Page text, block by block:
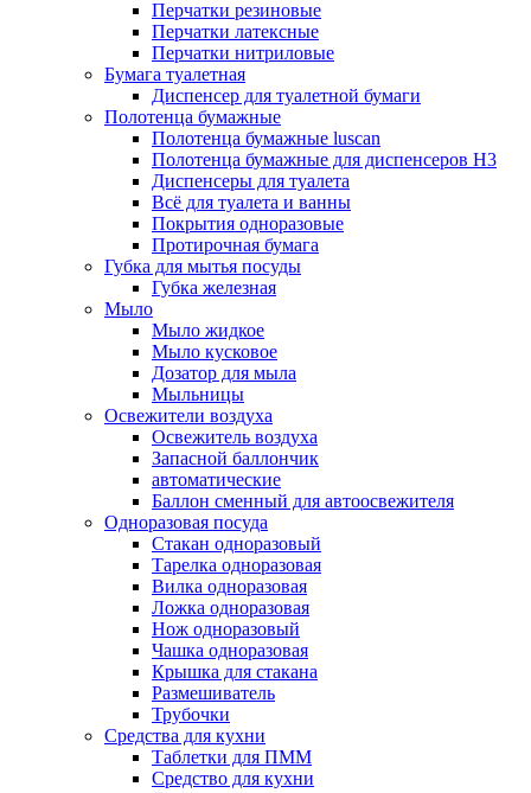
Перчатки резиновые
Перчатки латексные
Перчатки нитриловые
Бумага туалетная
Диспенсер для туалетной бумаги
Полотенца бумажные
Полотенца бумажные luscan
Полотенца бумажные для диспенсеров H3
Диспенсеры для туалета
Всё для туалета и ванны
Покрытия одноразовые
Протирочная бумага
Губка для мытья посуды
Губка железная
Мыло
Мыло жидкое
Мыло кусковое
Дозатор для мыла
Мыльницы
Освежители воздуха
Освежитель воздуха
Запасной баллончик
автоматические
Баллон сменный для автоосвежителя
Одноразовая посуда
Стакан одноразовый
Тарелка одноразовая
Вилка одноразовая
Ложка одноразовая
Нож одноразовый
Чашка одноразовая
Крышка для стакана
Размешиватель
Трубочки
Средства для кухни
Таблетки для ПММ
Средство для кухни